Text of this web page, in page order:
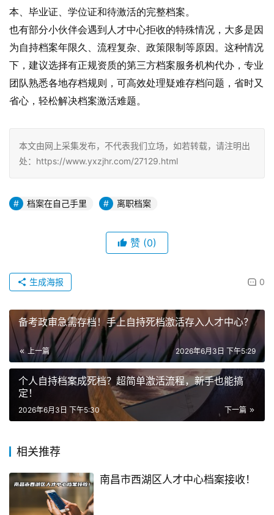
本、毕业证、学位证和待激活的完整档案。
也有部分小伙伴会遇到人才中心拒收的特殊情况，大多是因
为自持档案年限久、流程复杂、政策限制等原因。这种情况
下，建议选择有正规资质的第三方档案服务机构代办，专业
团队熟悉各地存档规则，可高效处理疑难存档问题，省时又
省心，轻松解决档案激活难题。
本文由网上采集发布，不代表我们立场，如若转载，请注明出
处：https://www.yxzjhr.com/27129.html
档案在自己手里 离职档案
赞 (0)
0
生成海报
备考政审急需存档！手上自持死档激活存入人才中心？
上一篇 2026年6月3日 下午5:29
个人自持档案成死档？超简单激活流程，新手也能搞
定！
下一篇
2026年6月3日 下午5:30
相关推荐
南昌市西湖区人才中心档案接收！